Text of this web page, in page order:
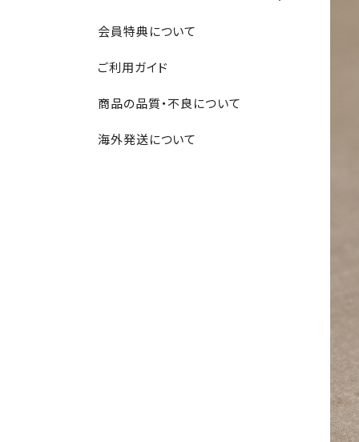
会員特典について
ご利用ガイド
商品の品質・不良について
海外発送について